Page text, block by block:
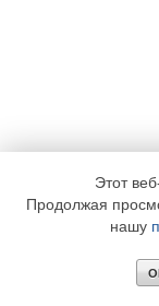
Этот
Продолжая
нашу